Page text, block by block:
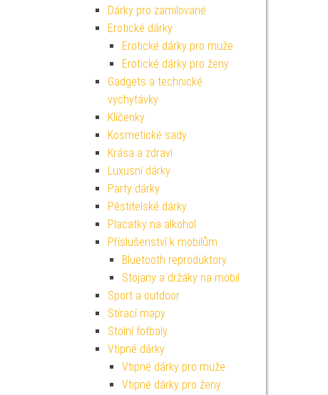
Dárky pro zamilované
Erotické dárky
Erotické dárky pro muže
Erotické dárky pro ženy
Gadgets a technické
vychytávky
Klíčenky
Kosmetické sady
Krása a zdraví
Luxusní dárky
Party dárky
Pěstitelské dárky
Placatky na alkohol
Příslušenství k mobilům
Bluetooth reproduktory
Stojany a držáky na mobil
Sport a outdoor
Stírací mapy
Stolní fotbaly
Vtipné dárky
Vtipné dárky pro muže
Vtipné dárky pro ženy